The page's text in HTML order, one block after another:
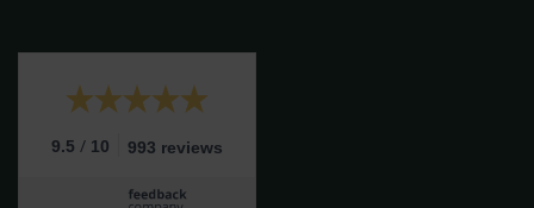
9.5 / 10 993 reviews